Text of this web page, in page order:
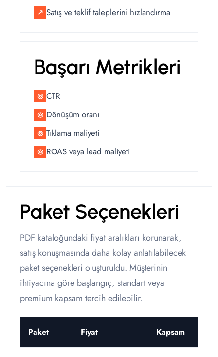
↗ Satış ve teklif taleplerini hızlandırma
Başarı Metrikleri
◎ CTR
◎ Dönüşüm oranı
◎ Tıklama maliyeti
◎ ROAS veya lead maliyeti
Paket Seçenekleri
PDF kataloğundaki fiyat aralıkları korunarak,
satış konuşmasında daha kolay anlatılabilecek
paket seçenekleri oluşturuldu. Müşterinin
ihtiyacına göre başlangıç, standart veya
premium kapsam tercih edilebilir.
Paket Fiyat Kapsam